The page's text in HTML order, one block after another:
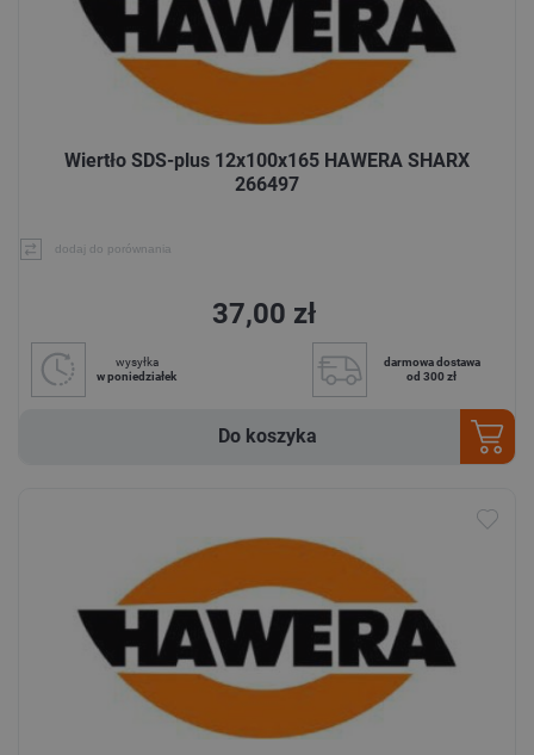
Wiertło SDS-plus 12x100x165 HAWERA SHARX
266497
dodaj do porównania
37,00 zł
wysyłka
w poniedziałek
darmowa dostawa
od 300 zł
Do koszyka